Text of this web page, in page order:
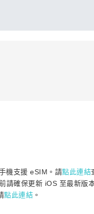
機支援 eSIM。請點此連結
請確保更新 iOS 至最新版
點此連結 。